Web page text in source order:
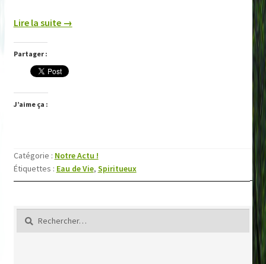
Lire la suite →
Partager :
J’aime ça :
Catégorie : Notre Actu !
Étiquettes : Eau de Vie, Spiritueux
Rechercher :